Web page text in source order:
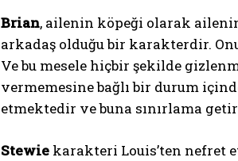
Brian, ailenin köpeği olarak
arkadaş olduğu bir karakterdir.
Ve bu mesele hiçbir şekilde
vermemesine bağlı bir durum
etmektedir ve buna sınırlama
Stewie karakteri Louis’ten nefret